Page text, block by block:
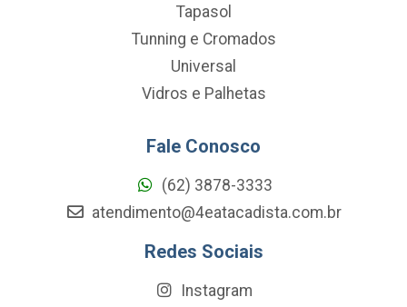
Tapasol
Tunning e Cromados
Universal
Vidros e Palhetas
Fale Conosco
(62) 3878-3333
atendimento@4eatacadista.com.br
Redes Sociais
Instagram